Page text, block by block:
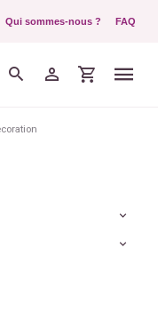
Qui sommes-nous ? FAQ